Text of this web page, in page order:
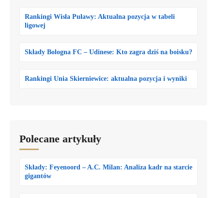
Rankingi Wisła Puławy: Aktualna pozycja w tabeli
ligowej
Składy Bologna FC – Udinese: Kto zagra dziś na boisku?
Rankingi Unia Skierniewice: aktualna pozycja i wyniki
Polecane artykuły
Składy: Feyenoord – A.C. Milan: Analiza kadr na starcie
gigantów